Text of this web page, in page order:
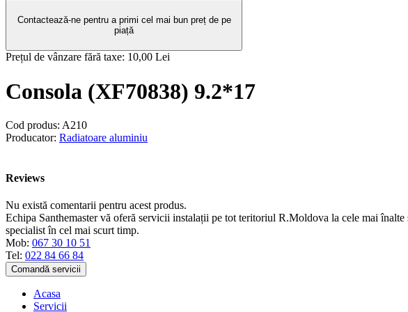
Contactează-ne pentru a primi cel mai bun preț de pe
piață
Prețul de vânzare fără taxe: 10,00 Lei
Consola (XF70838) 9.2*17
Cod produs: A210
Producator: Radiatoare aluminiu
Reviews
Nu există comentarii pentru acest produs.
Echipa Santhemaster vă oferă servicii instalații pe tot teritoriul R.Moldova la cele mai
specialist în cel mai scurt timp.
Mob: 067 30 10 51
Tel: 022 84 66 84
Comandă servicii
Acasa
Servicii